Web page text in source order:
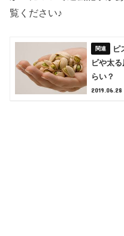
覧ください♪
ピ
ビや太
らい？
2019.06.28